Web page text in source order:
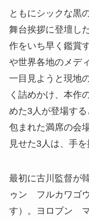
ともにシックな黒
舞台挨拶に登壇し
作をいち早く鑑賞
や世界各地のメデ
一目見ようと現地
く詰めかけ、本作
めた3人が登場す
包まれた満席の会
見せた3人は、手
最初に古川監督が
ゥン フルカワゴ
す）。ヨロブン